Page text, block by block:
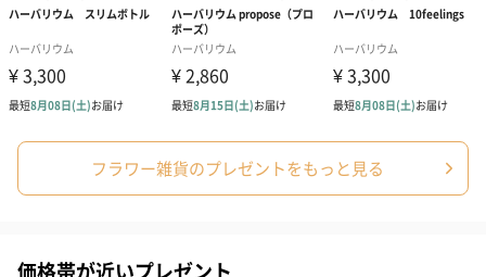
フラワー雑貨のプレゼントをもっと見る
価格帯が近いプレゼント